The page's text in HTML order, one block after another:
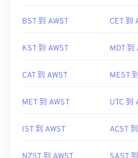
BST 到 AWST CET 到
KST 到 AWST MDT 到
CAT 到 AWST MEST
MET 到 AWST UTC 到
IST 到 AWST ACST